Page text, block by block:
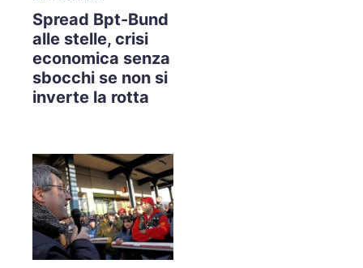
Spread Bpt-Bund
alle stelle, crisi
economica senza
sbocchi se non si
inverte la rotta